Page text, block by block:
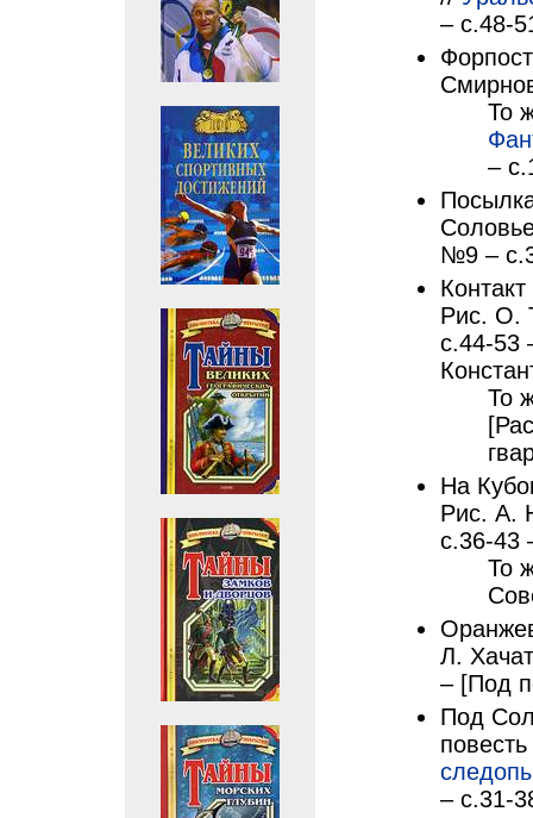
– с.48-
То
–
№9 –
Рис. О.
с.44-53
То
На
Рис. А.
с.36-43
То
Л.
– [Под
Под
– с.31-